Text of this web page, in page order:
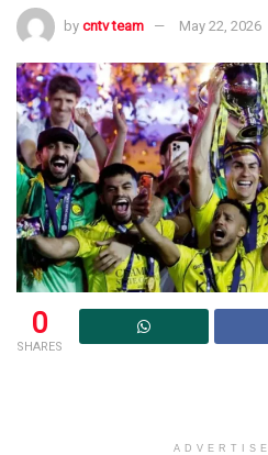
by cntv team May 22, 2026
0
SHARES